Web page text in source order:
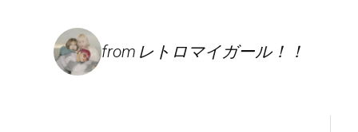
from レトロマイガール！！